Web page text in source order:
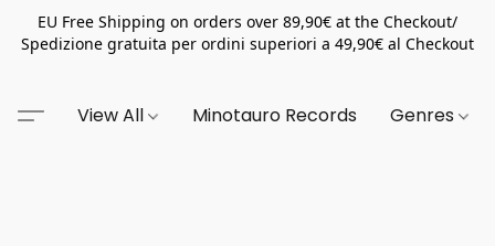
EU Free Shipping on orders over 89,90€ at the Checkout/
Spedizione gratuita per ordini superiori a 49,90€ al Checkout
View All Minotauro Records Genres